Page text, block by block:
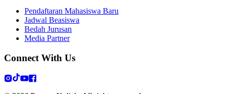
Pendaftaran Mahasiswa Baru
Jadwal Beasiswa
Bedah Jurusan
Media Partner
Connect With Us